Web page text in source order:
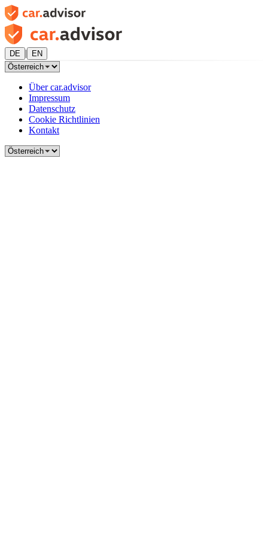
DE | EN
Über car.advisor
Impressum
Datenschutz
Cookie Richtlinien
Kontakt